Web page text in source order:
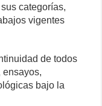
categorías,
vigentes
de todos
ensayos,
bajo la